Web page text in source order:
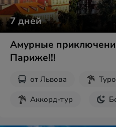
7дней
Амурные
Париже!!!
от Львова
Аккорд-тур